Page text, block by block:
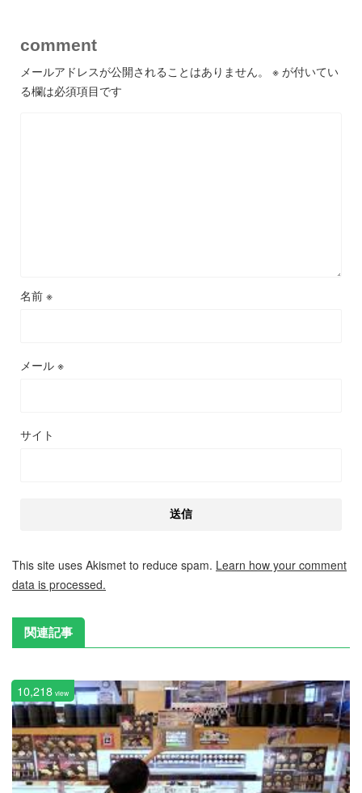
comment
メールアドレスが公開されることはありません。 ※ が付いてい
る欄は必須項目です
名前 ※
メール ※
サイト
This site uses Akismet to reduce spam. Learn how your comment
data is processed.
関連記事
10,218 view